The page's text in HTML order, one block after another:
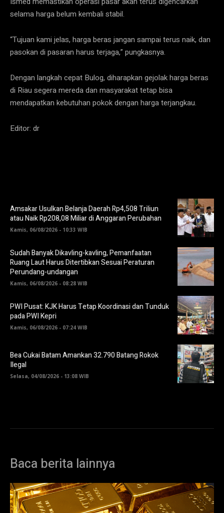
selama harga belum kembali stabil.
“Tujuan kami jelas, harga beras jangan sampai terus naik, dan
pasokan di pasaran harus terjaga,” pungkasnya.
Dengan langkah cepat Bulog, diharapkan gejolak harga beras
di Riau segera mereda dan masyarakat tetap bisa
mendapatkan kebutuhan pokok dengan harga terjangkau.
Editor: dr
Amsakar Usulkan Belanja Daerah Rp4,508 Triliun
atau Naik Rp208,08 Miliar di Anggaran Perubahan
Kamis, 06/08/2026 - 10:33 WIB
Sudah Banyak Dikavling-kavling, Pemanfaatan
Ruang Laut Harus Ditertibkan Sesuai Peraturan
Perundang-undangan
Kamis, 06/08/2026 - 08:28 WIB
PWI Pusat: KJK Harus Tetap Koordinasi dan Tunduk
pada PWI Kepri
Kamis, 06/08/2026 - 07:24 WIB
Bea Cukai Batam Amankan 32.790 Batang Rokok
Ilegal
Selasa, 04/08/2026 - 13:08 WIB
Baca berita lainnya